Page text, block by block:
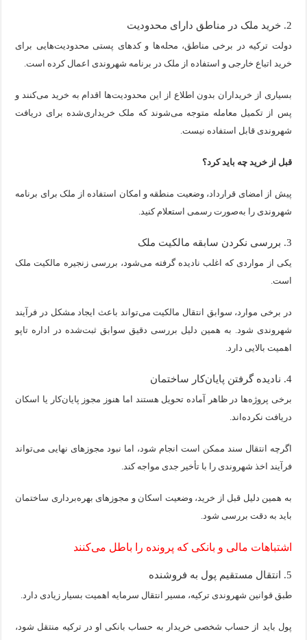
2. خرید ملک در مناطق دارای محدودیت
دولت ترکیه در برخی مناطق، محله‌ها و کدهای پستی محدودیت‌هایی برای
خرید اتباع خارجی و استفاده از ملک در برنامه شهروندی اعمال کرده است.
بسیاری از خریداران بدون اطلاع از این محدودیت‌ها اقدام به خرید می‌کنند و
پس از تکمیل معامله متوجه می‌شوند که ملک خریداری‌شده برای دریافت
شهروندی قابل استفاده نیست.
قبل از خرید چه باید کرد؟
پیش از امضای قرارداد، وضعیت منطقه و امکان استفاده از ملک برای برنامه
شهروندی را به‌صورت رسمی استعلام کنید.
3. بررسی نکردن سابقه مالکیت ملک
یکی از مواردی که اغلب نادیده گرفته می‌شود، بررسی زنجیره مالکیت ملک
است.
در برخی موارد، سوابق انتقال مالکیت می‌تواند باعث ایجاد مشکل در فرآیند
شهروندی شود. به همین دلیل بررسی دقیق سوابق ثبت‌شده در اداره تاپو
اهمیت بالایی دارد.
4. نادیده گرفتن پایان‌کار ساختمان
برخی پروژه‌ها در ظاهر آماده تحویل هستند اما هنوز مجوز پایان‌کار یا اسکان
دریافت نکرده‌اند.
اگرچه انتقال سند ممکن است انجام شود، اما نبود مجوزهای نهایی می‌تواند
فرآیند اخذ شهروندی را با تأخیر جدی مواجه کند.
به همین دلیل قبل از خرید، وضعیت اسکان و مجوزهای بهره‌برداری ساختمان
باید به دقت بررسی شود.
اشتباهات مالی و بانکی که پرونده را باطل می‌کنند
5. انتقال مستقیم پول به فروشنده
طبق قوانین شهروندی ترکیه، مسیر انتقال سرمایه اهمیت بسیار زیادی دارد.
پول باید از حساب شخصی خریدار به حساب بانکی او در ترکیه منتقل شود،